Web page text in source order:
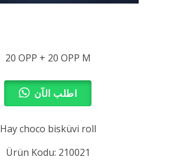
20 OPP + 20 OPP M
اطلب الآن
Hay choco bisküvi roll
Ürün Kodu: 210021